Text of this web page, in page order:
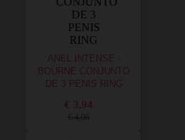
ANEL INTENSE -
BOURNE CONJUNTO
DE 3 PENIS RING
€ 3,94
€ 4,96